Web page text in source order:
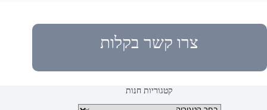
צרו קשר בקלות
קטגוריות חנות